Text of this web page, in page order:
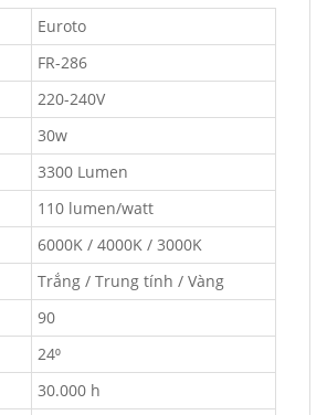
Euroto
FR-286
220-240V
30w
3300 Lumen
110 lumen/watt
6000K / 4000K / 3000K
Trắng / Trung tính / Vàng
90
24⁰
30.000 h